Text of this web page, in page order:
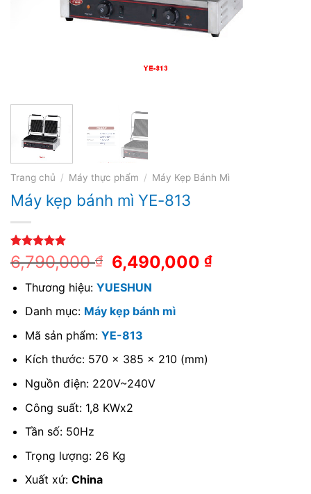
Trang chủ / Máy thực phẩm / Máy Kẹp Bánh Mì
Máy kẹp bánh mì YE-813
5.00trên 5
dựa trên
2
6,790,000₫ 6,490,000₫
Thương hiệu: YUESHUN
Danh mục: Máy kẹp bánh mì
Mã sản phẩm: YE-813
Kích thước: 570 x 385 x 210 (mm)
Nguồn điện: 220V~240V
Công suất: 1,8 KWx2
Tần số: 50Hz
Trọng lượng: 26 Kg
Xuất xứ: China